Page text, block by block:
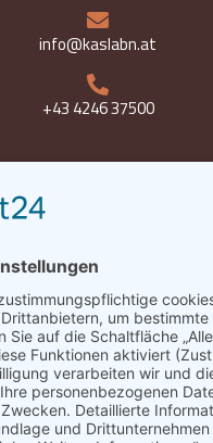
info@kaslabn.at
+43 4246 37500
Öffnungszeiten
Montag bis Freitag 8-18 Uhr
Samstag 8-12:30 Uhr
Datenschutz